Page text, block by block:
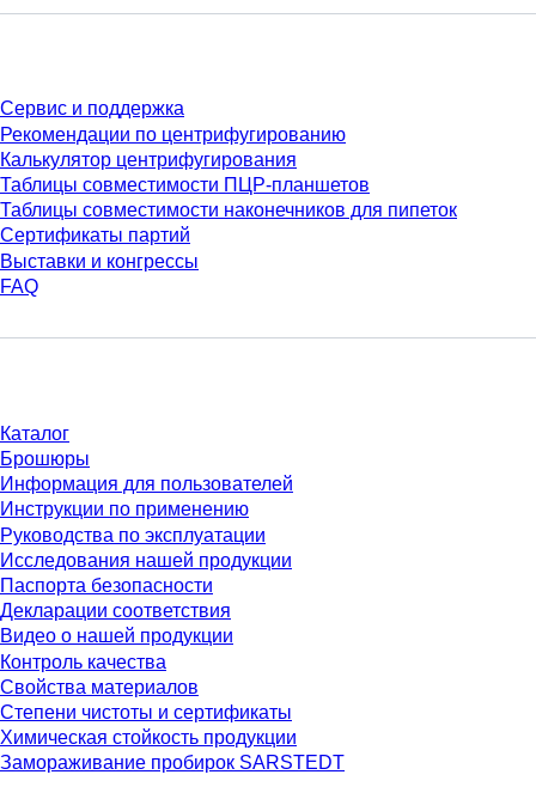
Сервис и поддержка
Рекомендации по центрифугированию
Калькулятор центрифугирования
Таблицы совместимости ПЦР-планшетов
Таблицы совместимости наконечников для пипеток
Сертификаты партий
Выставки и конгрессы
FAQ
Каталог
Брошюры
Информация для пользователей
Инструкции по применению
Руководства по эксплуатации
Исследования нашей продукции
Паспорта безопасности
Декларации соответствия
Видео о нашей продукции
Контроль качества
Свойства материалов
Степени чистоты и сертификаты
Химическая стойкость продукции
Замораживание пробирок SARSTEDT